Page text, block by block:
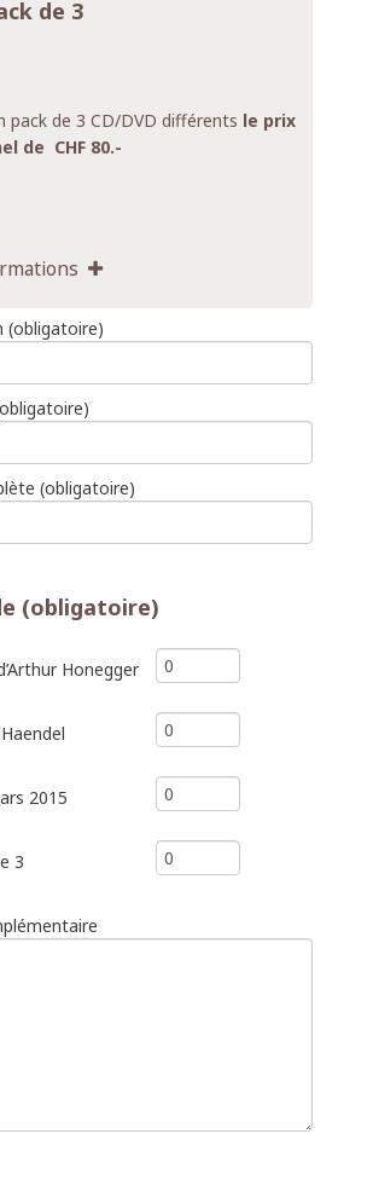
de 3
pack de 3 CD/DVD différents le prix
de CHF 80.-
(obligatoire)
(obligatoire)
(obligatoire)
Honegger
2015
3